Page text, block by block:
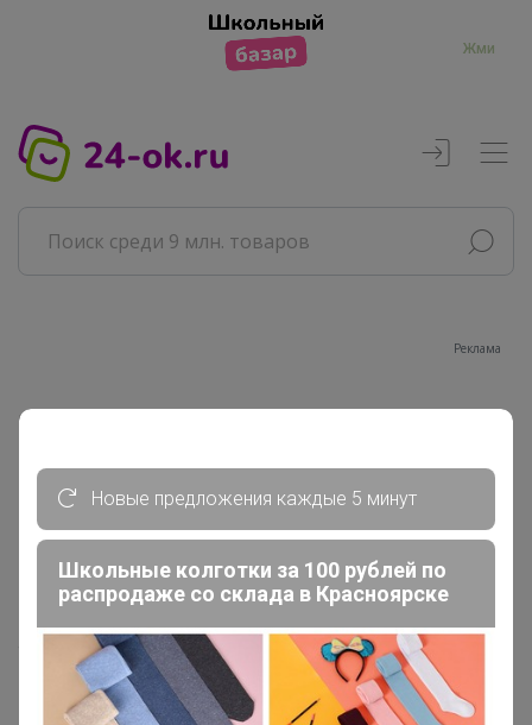
Жми
Реклама
Главная
ВЗРОСЛЫЕ СП
ОДЕЖДА ДЛЯ ВЗРОСЛЫХ
СП-44 Coctellе - женские платья c
40 по 56 размер. Cкидки! Скидки!
Скидки!
Новые предложения каждые 5 минут
Школьные колготки за 100 рублей по
распродаже со склада в Красноярске